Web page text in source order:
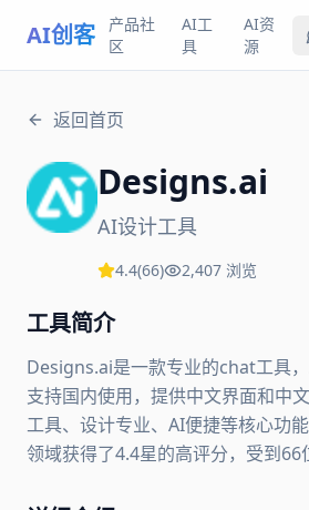
AI创客
产品社
区
AI工
具
AI资
源
返回首页
Designs.ai
AI设计工具
4.4(66) 2,407 浏览
工具简介
Designs.ai是一款专业的chat工具
支持国内使用，提供中文界面和中
工具、设计专业、AI便捷等核心功
领域获得了4.4星的高评分，受到66